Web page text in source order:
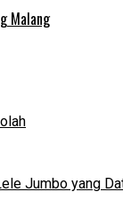
Malang
Jumbo yang